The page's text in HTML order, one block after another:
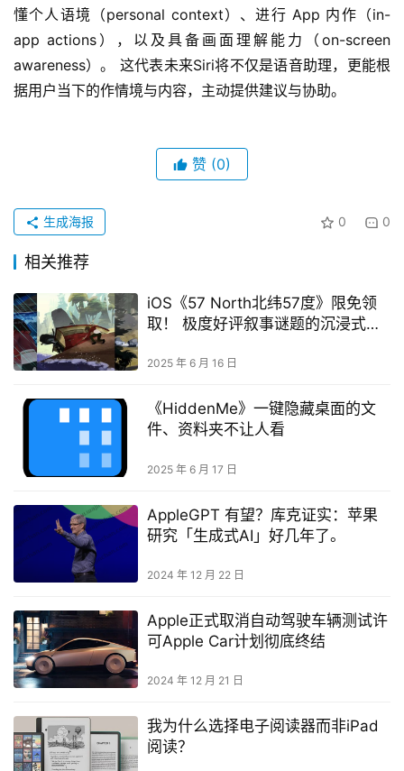
懂个人语境（personal context）、进行 App 内作（in-
app actions），以及具备画面理解能力（on-screen
awareness）。 这代表未来Siri将不仅是语音助理，更能根
据用户当下的作情境与内容，主动提供建议与协助。
赞 (0)
0 0
生成海报
相关推荐
iOS《57 North北纬57度》限免领
取！ 极度好评叙事谜题的沉浸式冒
2025 年 6 月 16 日
《HiddenMe》一键隐藏桌面的文
件、资料夹不让人看
2025 年 6 月 17 日
AppleGPT 有望？库克证实：苹果
研究「生成式AI」好几年了。
2024 年 12 月 22 日
Apple正式取消自动驾驶车辆测试许
可Apple Car计划彻底终结
2024 年 12 月 21 日
我为什么选择电子阅读器而非iPad
阅读？